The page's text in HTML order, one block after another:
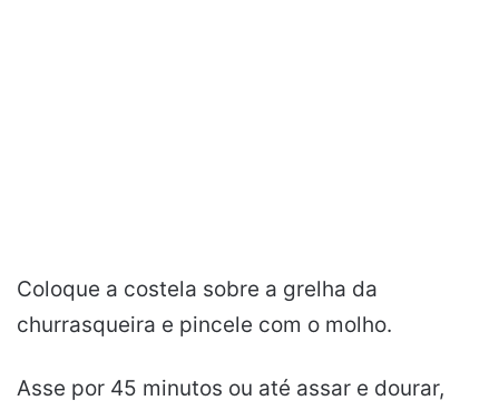
Coloque a costela sobre a grelha da
churrasqueira e pincele com o molho.
Asse por 45 minutos ou até assar e dourar,